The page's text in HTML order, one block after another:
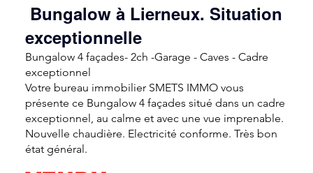
Bungalow à Lierneux. Situation
exceptionnelle
Bungalow 4 façades- 2ch -Garage - Caves - Cadre
exceptionnel
Votre bureau immobilier SMETS IMMO vous
présente ce Bungalow 4 façades situé dans un cadre
exceptionnel, au calme et avec une vue imprenable.
Nouvelle chaudière. Electricité conforme. Très bon
état général.